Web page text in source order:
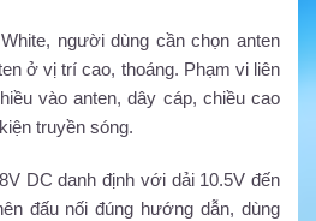
người dùng cần chọn anten
ở vị trí cao, thoáng. Phạm vi liên
vào anten, dây cáp, chiều cao
truyền sóng.
DC danh định với dải 10.5V đến
đấu nối đúng hướng dẫn, dùng